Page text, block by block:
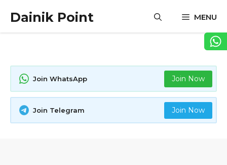
Dainik Point MENU
Join WhatsApp Join Now
Join Telegram Join Now